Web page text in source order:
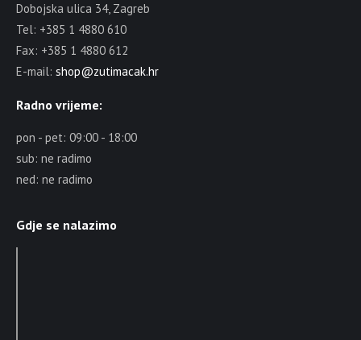
Dobojska ulica 34, Zagreb
Tel: +385 1 4880 610
Fax: +385 1 4880 612
E-mail: shop@zutimacak.hr
Radno vrijeme:
pon - pet: 09:00 - 18:00
sub: ne radimo
ned: ne radimo
Gdje se nalazimo